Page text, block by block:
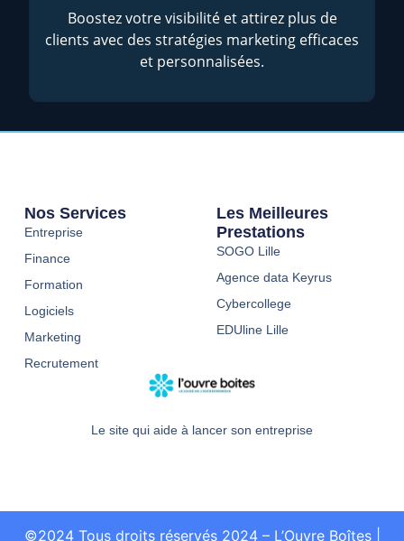
Boostez votre visibilité et attirez plus de
clients avec des stratégies marketing efficaces
et personnalisées.
Le site qui aide à lancer son entreprise
Nos Services
Entreprise
Finance
Formation
Logiciels
Marketing
Recrutement
Les Meilleures
Prestations
SOGO Lille
Agence data Keyrus
Cybercollege
EDUline Lille
©2024 Tous droits réservés 2024 – L’Ouvre Boîtes